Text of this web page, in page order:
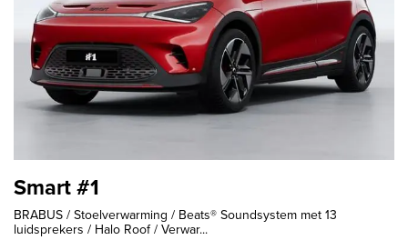
Smart #1
BRABUS / Stoelverwarming / Beats® Soundsystem met 13
luidsprekers / Halo Roof / Verwar...